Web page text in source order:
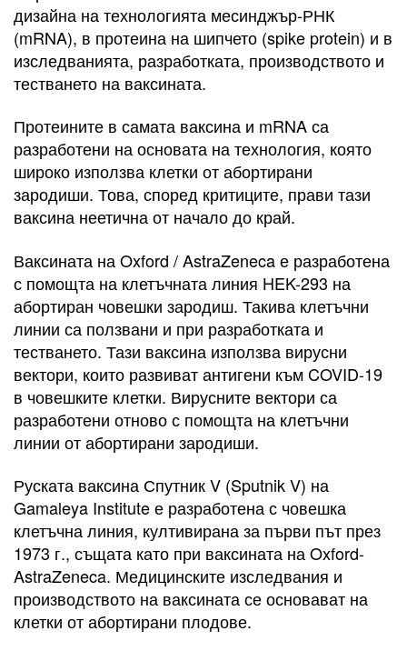
дизайна на технологията месинджър-РНК
(mRNA), в протеина на шипчето (spike protein) и в
изследванията, разработката, производството и
тестването на ваксината.
Протеините в самата ваксина и mRNA са
разработени на основата на технология, която
широко използва клетки от абортирани
зародиши. Това, според критиците, прави тази
ваксина неетична от начало до край.
Ваксината на Oxford / AstraZeneca е разработена
с помощта на клетъчната линия HEK-293 на
абортиран човешки зародиш. Такива клетъчни
линии са ползвани и при разработката и
тестването. Тази ваксина използва вирусни
вектори, които развиват антигени към COVID-19
в човешките клетки. Вирусните вектори са
разработени отново с помощта на клетъчни
линии от абортирани зародиши.
Руската ваксина Спутник V (Sputnik V) на
Gamaleya Institute е разработена с човешка
клетъчна линия, култивирана за първи път през
1973 г., същата като при ваксината на Oxford-
AstraZeneca. Медицинските изследвания и
производството на ваксината се основават на
клетки от абортирани плодове.